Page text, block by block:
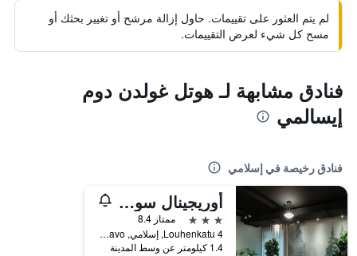
لم يتم العثور على تقييمات. حاول إزالة مرشح أو تغيير بحثك أو
مسح كل شيء لعرض التقييمات.
فنادق مشابهة لـ هوتل غولدن دوم
إيسالمي
فنادق رخيصة في إسلامي
أوريجينال سوكوس هوتل كوليونفرتا
3 نجوم
ممتاز 8.4
Louhenkatu 4, إسلامي, North Savo, فنلندا
1.4 كيلومتر عن وسط المدينة